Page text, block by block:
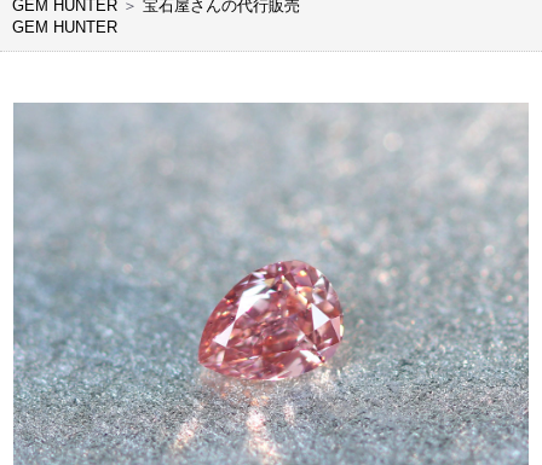
GEM HUNTER ＞ 宝石屋さんの代行販売
GEM HUNTER